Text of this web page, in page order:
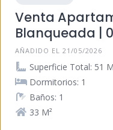
Venta
Blanqueada |
AÑADIDO EL 21/05/2026
Superficie Total: 51
Dormitorios: 1
Baños: 1
33 M²